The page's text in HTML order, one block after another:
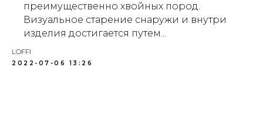
преимущественно хвойных пород.
Визуальное старение снаружи и внутри
изделия достигается путем...
LOFFI
2022-07-06 13:26